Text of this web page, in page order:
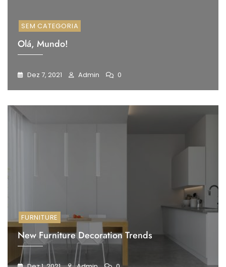
SEM CATEGORIA
Olá, Mundo!
Dez 7, 2021 Admin 0
FURNITURE
New Furniture Decoration Trends